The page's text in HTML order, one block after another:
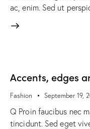
ac, enim. Sed ut
Accents, edges
Fashion September 19,
Q Proin faucibus nec
tincidunt. Sed eget